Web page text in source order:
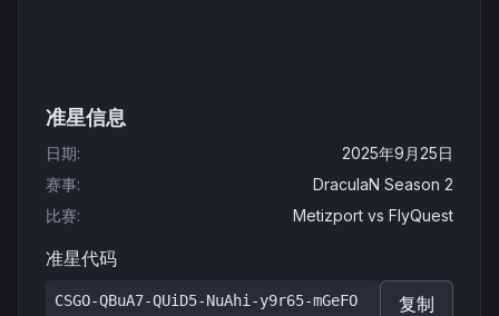
准星信息
日期:
2025年9月25日
赛事:
DraculaN Season 2
比赛: Metizport vs FlyQuest
准星代码
CSGO-QBuA7-QUiD5-NuAhi-y9r65-mGeFO 复制